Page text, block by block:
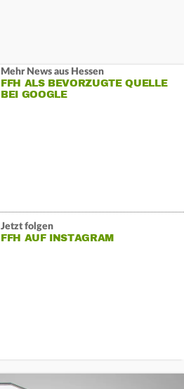
Mehr News aus Hessen
FFH ALS BEVORZUGTE QUELLE
BEI GOOGLE
Jetzt folgen
FFH AUF INSTAGRAM